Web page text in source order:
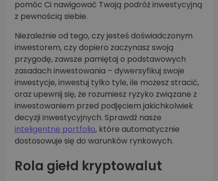
pomóc Ci nawigować Twoją podróż inwestycyjną
z pewnością siebie.
Niezależnie od tego, czy jesteś doświadczonym
inwestorem, czy dopiero zaczynasz swoją
przygodę, zawsze pamiętaj o podstawowych
zasadach inwestowania – dywersyfikuj swoje
inwestycje, inwestuj tylko tyle, ile możesz stracić,
oraz upewnij się, że rozumiesz ryzyko związane z
inwestowaniem przed podjęciem jakichkolwiek
decyzji inwestycyjnych. Sprawdź nasze
inteligentne portfolio, które automatycznie
dostosowuje się do warunków rynkowych.
Rola giełd kryptowalut